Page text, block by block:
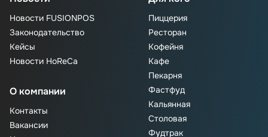
Новости FUSIONPOS
Законодательство
Кейсы
Новости HoReCa
О компании
Контакты
Вакансии
Пиццерия
Ресторан
Кофейня
Кафе
Пекарня
Фастфуд
Кальянная
Столовая
Фудтрак